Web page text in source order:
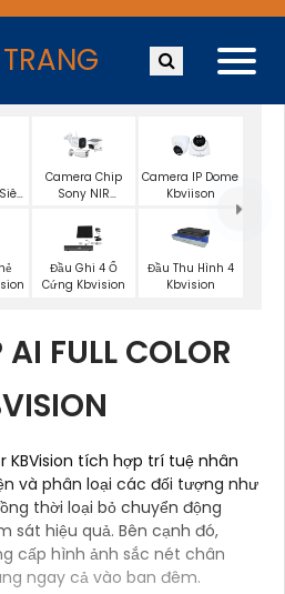
Camera Chip
Sony NIR
Camera IP Dome
Kbviison
Đầu Ghi 4 Ổ
Cứng Kbvision
Đầu Thu Hình 4
Kbvision
FULL COLOR
KBVision tích hợp trí tuệ nhân
và phân loại các đối tượng như
thời loại bỏ chuyển động
sát hiệu quả. Bên cạnh đó,
cấp hình ảnh sắc nét chân
ngay cả vào ban đêm.